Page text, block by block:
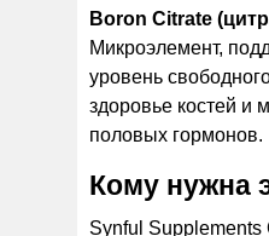
Boron Citrate
Микроэлемент,
уровень
здоровье костей и
половых гормонов.
Кому нужна
Synful Supplements